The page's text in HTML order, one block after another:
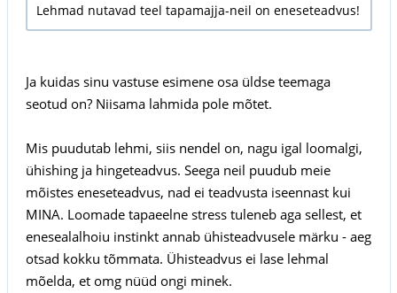
Lehmad nutavad teel tapamajja-neil on eneseteadvus!
Ja kuidas sinu vastuse esimene osa üldse teemaga
seotud on? Niisama lahmida pole mõtet.
Mis puudutab lehmi, siis nendel on, nagu igal loomalgi,
ühishing ja hingeteadvus. Seega neil puudub meie
mõistes eneseteadvus, nad ei teadvusta iseennast kui
MINA. Loomade tapaeelne stress tuleneb aga sellest, et
enesealalhoiu instinkt annab ühisteadvusele märku - aeg
otsad kokku tõmmata. Ühisteadvus ei lase lehmal
mõelda, et omg nüüd ongi minek.